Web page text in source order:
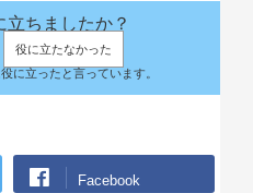
立ちましたか？
役に立たなかった
に立ったと言っています。
Facebook